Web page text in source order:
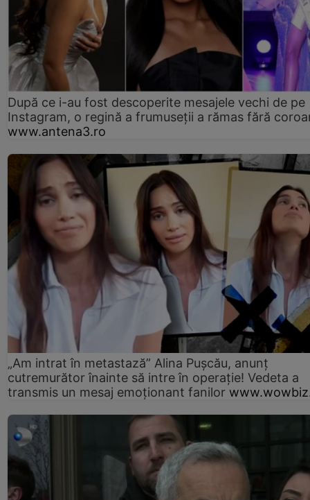
După ce i-au fost descoperite mesajele vechi de pe
Instagram, o regină a frumuseții a rămas fără
www.antena3.ro
„Am intrat în metastază” Alina Pușcău, anunț
cutremurător înainte să intre în operație! Vedeta a
transmis un mesaj emoționant fanilor